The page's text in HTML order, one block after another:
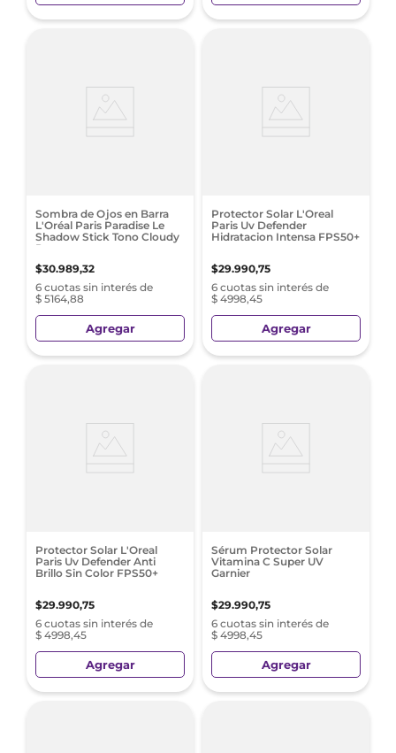
Sombra de Ojos en Barra
L'Oréal Paris Paradise Le
Shadow Stick Tono Cloudy
Rose
$30.989,32
6 cuotas sin interés de
$ 5164,88
Agregar
Protector Solar L'Oreal
Paris Uv Defender
Hidratacion Intensa FPS50+
$29.990,75
6 cuotas sin interés de
$ 4998,45
Agregar
Protector Solar L'Oreal
Paris Uv Defender Anti
Brillo Sin Color FPS50+
$29.990,75
6 cuotas sin interés de
$ 4998,45
Agregar
Sérum Protector Solar
Vitamina C Super UV
Garnier​
$29.990,75
6 cuotas sin interés de
$ 4998,45
Agregar